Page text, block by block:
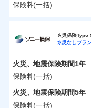
ソニー損保の新ネッ
由だから、必要な補
しかも「地震上乗せ
えられます（一部損
保険料(一括)
チューリッヒ保険
チューリッヒ保険
POINT01 保険料
火災 1
火災保険Type
水災なしプラン
火災、地震保険期間1年
保険料(一括)
火災、地震保険期間5年
保険料(一括)